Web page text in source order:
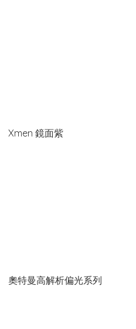
Xmen 鏡面紫
奧特曼高解析偏光系列